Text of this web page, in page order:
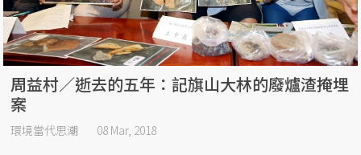
周益村／逝去的五年：記旗山大林的廢爐渣掩埋
案
環境當代思潮 08 Mar, 2018